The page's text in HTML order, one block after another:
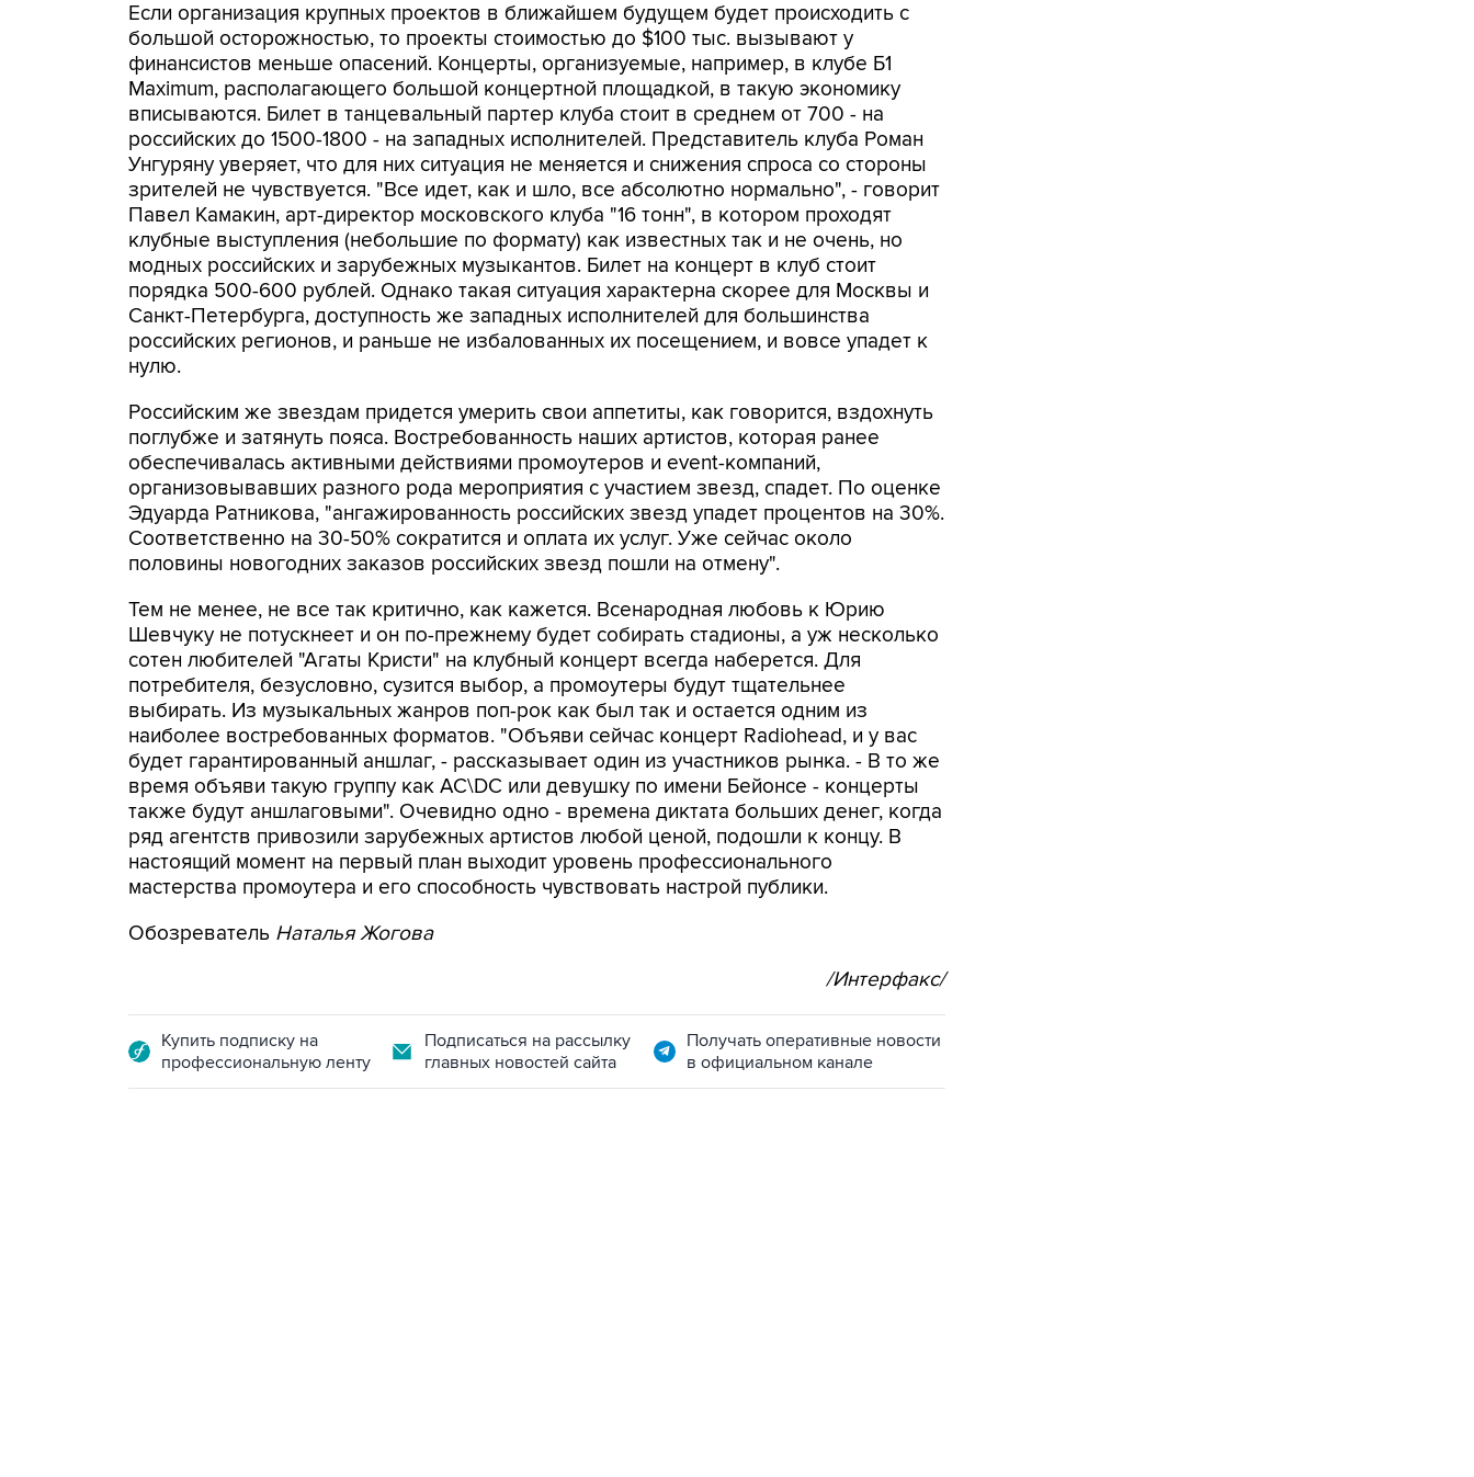
Если организация крупных проектов в ближайшем будущем будет происходить с
большой осторожностью, то проекты стоимостью до $100 тыс. вызывают у
финансистов меньше опасений. Концерты, организуемые, например, в клубе Б1
Maximum, располагающего большой концертной площадкой, в такую экономику
вписываются. Билет в танцевальный партер клуба стоит в среднем от 700 - на
российских до 1500-1800 - на западных исполнителей. Представитель клуба Роман
Унгуряну уверяет, что для них ситуация не меняется и снижения спроса со стороны
зрителей не чувствуется. "Все идет, как и шло, все абсолютно нормально", - говорит
Павел Камакин, арт-директор московского клуба "16 тонн", в котором проходят
клубные выступления (небольшие по формату) как известных так и не очень, но
модных российских и зарубежных музыкантов. Билет на концерт в клуб стоит
порядка 500-600 рублей. Однако такая ситуация характерна скорее для Москвы и
Санкт-Петербурга, доступность же западных исполнителей для большинства
российских регионов, и раньше не избалованных их посещением, и вовсе упадет к
нулю.
Российским же звездам придется умерить свои аппетиты, как говорится, вздохнуть
поглубже и затянуть пояса. Востребованность наших артистов, которая ранее
обеспечивалась активными действиями промоутеров и event-компаний,
организовывавших разного рода мероприятия с участием звезд, спадет. По оценке
Эдуарда Ратникова, "ангажированность российских звезд упадет процентов на 30%.
Соответственно на 30-50% сократится и оплата их услуг. Уже сейчас около
половины новогодних заказов российских звезд пошли на отмену".
Тем не менее, не все так критично, как кажется. Всенародная любовь к Юрию
Шевчуку не потускнеет и он по-прежнему будет собирать стадионы, а уж несколько
сотен любителей "Агаты Кристи" на клубный концерт всегда наберется. Для
потребителя, безусловно, сузится выбор, а промоутеры будут тщательнее
выбирать. Из музыкальных жанров поп-рок как был так и остается одним из
наиболее востребованных форматов. "Объяви сейчас концерт Radiohead, и у вас
будет гарантированный аншлаг, - рассказывает один из участников рынка. - В то же
время объяви такую группу как AC\DC или девушку по имени Бейонсе - концерты
также будут аншлаговыми". Очевидно одно - времена диктата больших денег, когда
ряд агентств привозили зарубежных артистов любой ценой, подошли к концу. В
настоящий момент на первый план выходит уровень профессионального
мастерства промоутера и его способность чувствовать настрой публики.
Обозреватель Наталья Жогова
/Интерфакс/
Купить подписку на
профессиональную ленту
Подписаться на рассылку
главных новостей сайта
Получать оперативные новости
в официальном канале